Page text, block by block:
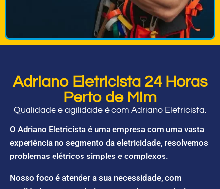
Adriano Eletricista 24 Horas
Perto de Mim
Qualidade e agilidade é com Adriano Eletricista.
O Adriano Eletricista é uma empresa com uma vasta
experiência no segmento da eletricidade, resolvemos
problemas elétricos simples e complexos.
Nosso foco é atender a sua necessidade, com